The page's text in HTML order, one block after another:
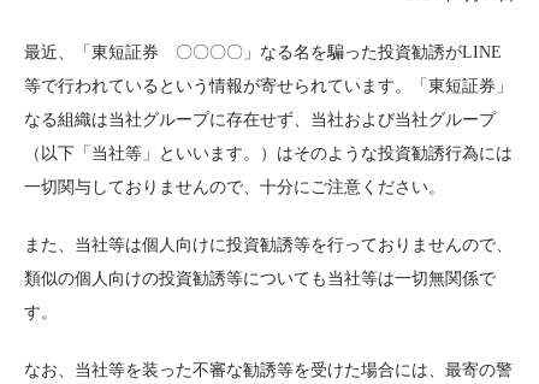
最近、「東短証券 〇〇〇〇」なる名を騙った投資勧誘がLINE
等で行われているという情報が寄せられています。「東短証券」
なる組織は当社グループに存在せず、当社および当社グループ
（以下「当社等」といいます。）はそのような投資勧誘行為には
一切関与しておりませんので、十分にご注意ください。
また、当社等は個人向けに投資勧誘等を行っておりませんので、
類似の個人向けの投資勧誘等についても当社等は一切無関係で
す。
なお、当社等を装った不審な勧誘等を受けた場合には、最寄の警